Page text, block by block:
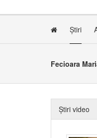
Știri
Fecioara
Știri video